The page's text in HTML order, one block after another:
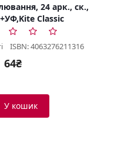
24 арк., ск.,
Classic
ISBN: 4063276211316
64₴
У кошик